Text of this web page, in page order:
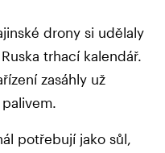
drony si udělaly
trhací kalendář.
zasáhly už
potřebují jako sůl,